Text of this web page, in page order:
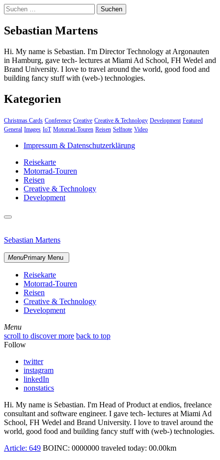
Suchen
nach:
Sebastian Martens
Hi. My name is Sebastian. I'm Director Technology at Argonauten
in Hamburg, gave tech- lectures at Miami Ad School, FH Wedel and
Brand University. I love to travel around the world, good food and
building fancy stuff with (web-) technologies.
Kategorien
Christmas Cards Conference Creative Creative & Technology Development Featured
General Images IoT Motorrad-Touren Reisen Selfnote Video
Impressum & Datenschutzerklärung
Reisekarte
Motorrad-Touren
Reisen
Creative & Technology
Development
close
content
Sebastian Martens
MenuPrimary Menu
Reisekarte
Motorrad-Touren
Reisen
Creative & Technology
Development
Menu
Menu
scroll to discover more back to top
Follow
twitter
instagram
linkedIn
nonstatics
Hi. My name is Sebastian. I'm Head of Product at endios, freelance
consultant and software engineer. I gave tech- lectures at Miami Ad
School, FH Wedel and Brand University. I love to travel around the
world, good food and building fancy stuff with (web-) technologies.
Article: 649 BOINC: 0000000 traveled today: 00.00km